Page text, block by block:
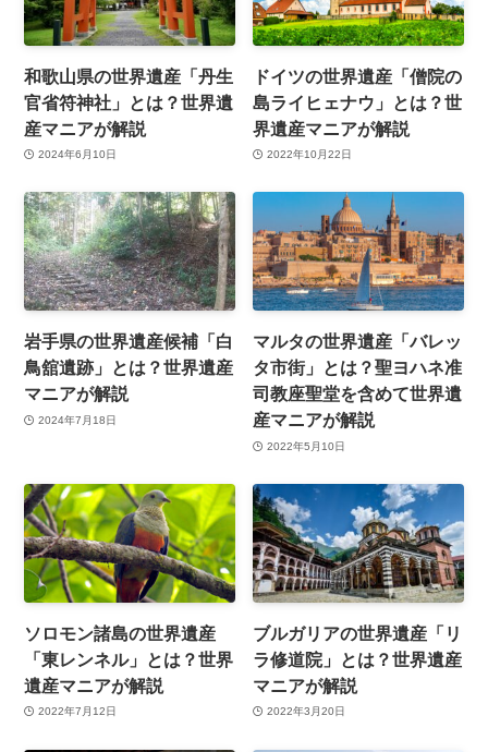
和歌山県の世界遺産「丹生
官省符神社」とは？世界遺
産マニアが解説
2024年6月10日
ドイツの世界遺産「僧院の
島ライヒェナウ」とは？世
界遺産マニアが解説
2022年10月22日
岩手県の世界遺産候補「白
鳥舘遺跡」とは？世界遺産
マニアが解説
2024年7月18日
マルタの世界遺産「バレッ
タ市街」とは？聖ヨハネ准
司教座聖堂を含めて世界遺
産マニアが解説
2022年5月10日
ソロモン諸島の世界遺産
「東レンネル」とは？世界
遺産マニアが解説
2022年7月12日
ブルガリアの世界遺産「リ
ラ修道院」とは？世界遺産
マニアが解説
2022年3月20日